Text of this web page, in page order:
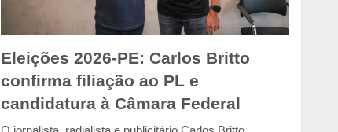
Eleições 2026-PE: Carlos Britto
confirma filiação ao PL e
candidatura à Câmara Federal